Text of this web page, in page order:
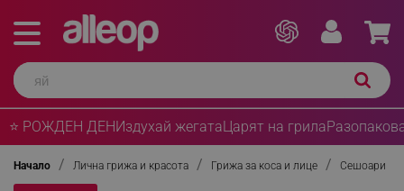
⭐ РОЖДЕН ДЕНИздухай жегатаЦарят на грила
Начало Лична грижа и красота Грижа за коса и лице Сешоари